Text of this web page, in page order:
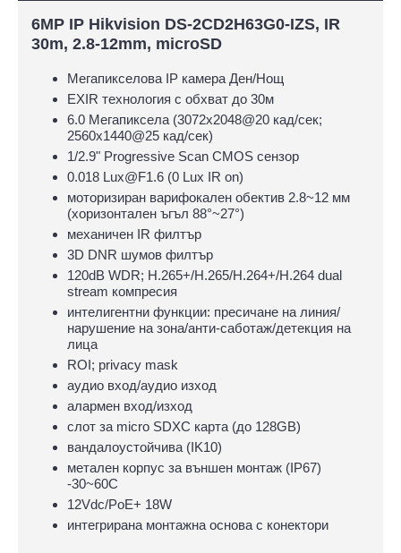
6MP IP Hikvision DS-2CD2H63G0-IZS, IR
30m, 2.8-12mm, microSD
Мегапикселова IP камера Ден/Нощ
EXIR технология с обхват до 30м
6.0 Мегапиксела (3072x2048@20 кад/сек;
2560x1440@25 кад/сек)
1/2.9" Progressive Scan CMOS сензор
0.018 Lux@F1.6 (0 Lux IR on)
моторизиран варифокален обектив 2.8~12 мм
(хоризонтален ъгъл 88°~27°)
механичен IR филтър
3D DNR шумов филтър
120dB WDR; H.265+/H.265/H.264+/H.264 dual
stream компресия
интелигентни функции: пресичане на линия/
нарушение на зона/анти-саботаж/детекция на
лица
ROI; privacy mask
аудио вход/аудио изход
алармен вход/изход
слот за micro SDXC карта (до 128GB)
вандалоустойчива (IK10)
метален корпус за външен монтаж (IP67)
-30~60C
12Vdc/PoE+ 18W
интегрирана монтажна основа с конектори